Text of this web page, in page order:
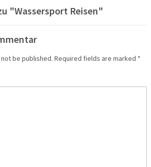
"Wassersport Reisen"
be published. Required fields are marked *